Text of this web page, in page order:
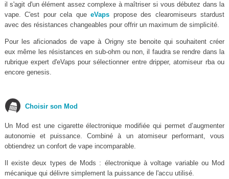
il s'agit d'un élément assez complexe à maîtriser si vous débutez dans la
vape. C'est pour cela queeVaps propose des clearomiseurs stardust
avec des résistances changeables pour offrir un maximum de simplicité.
Pour les aficionados de vape à Origny ste benoite qui souhaitent créer
eux même les résistances en sub-ohm ou non, il faudra se rendre dans la
rubrique expert d'eVaps pour sélectionner entre dripper, atomiseur rba ou
encore genesis.
Choisir son Mod
Un Mod est une cigarette électronique modifiée qui permet d’augmenter
autonomie et puissance. Combiné à un atomiseur performant, vous
obtiendrez un confort de vape incomparable.
Il existe deux types de Mods : électronique à voltage variable ou Mod
mécanique qui délivre simplement la puissance de l'accu utilisé.